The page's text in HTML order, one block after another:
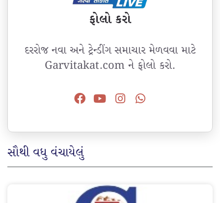
ફોલો કરો
દરરોજ નવા અને ટ્રેન્ડીંગ સમાચાર મેળવવા માટે
Garvitakat.com ને ફોલો કરો.
સૌથી વધુ વંચાયેલું